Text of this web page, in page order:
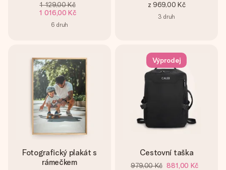
1 129,00 Kč
1 016,00 Kč
6 druh
z 969,00 Kč
3 druh
Fotografický plakát s
rámečkem
Výprodej
Cestovní taška
979,00 Kč 881,00 Kč